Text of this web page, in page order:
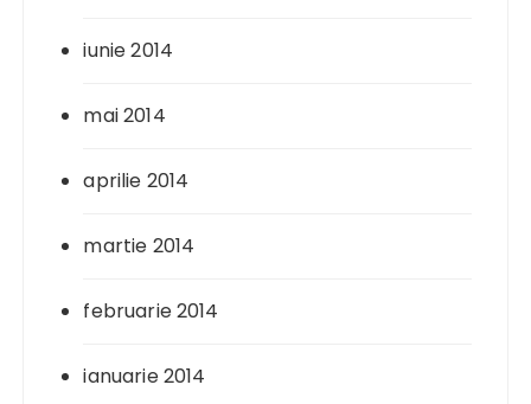
iunie 2014
mai 2014
aprilie 2014
martie 2014
februarie 2014
ianuarie 2014